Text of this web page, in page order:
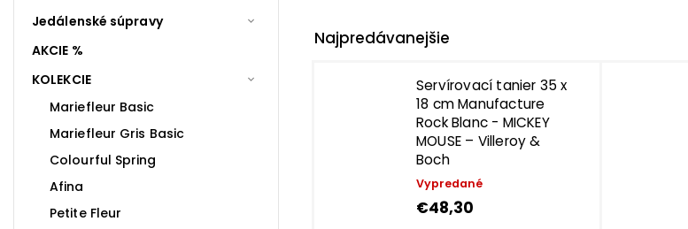
Jedálenské súpravy
AKCIE %
KOLEKCIE
Mariefleur Basic
Mariefleur Gris Basic
Colourful Spring
Afina
Petite Fleur
Najpredávanejšie
Servírovací tanier 35 x
18 cm Manufacture
Rock Blanc - MICKEY
MOUSE – Villeroy &
Boch
Vypredané
€48,30